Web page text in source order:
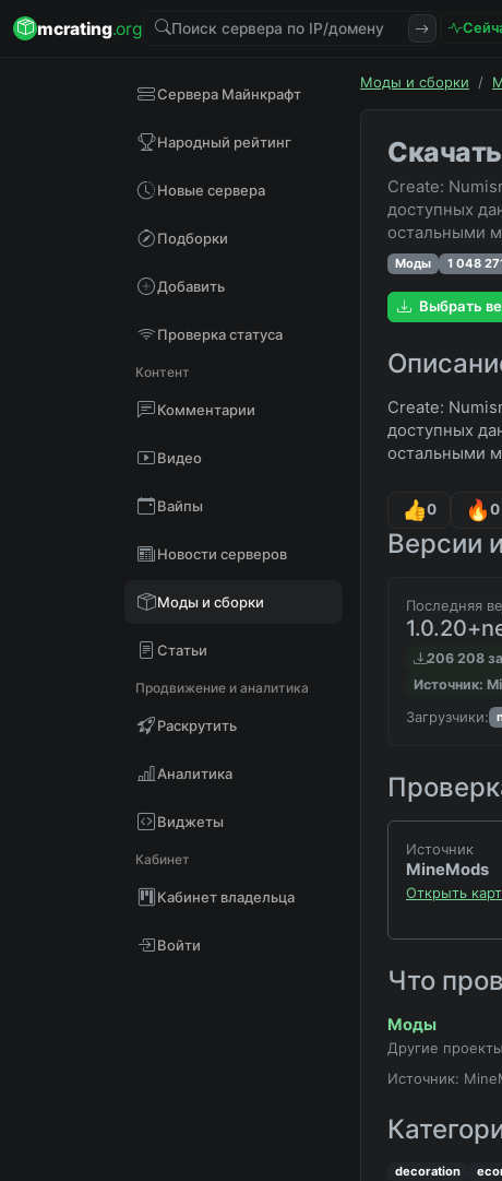
mcrating.org
Сервера Майнкрафт
Народный рейтинг
Новые сервера
Подборки
Добавить
Проверка статуса
Контент
Комментарии
Видео
Вайпы
Новости серверов
Моды и сборки
Статьи
Продвижение и аналитика
Раскрутить
Аналитика
Виджеты
Кабинет
Кабинет владельца
Войти
Моды и сборки /
Create:
доступных
остальными
Моды 1 048
Выбрать
Create:
доступных
остальными
0 0
Версии
Последняя
206 208
Источник:
Загрузчики:
Источник
MineMods
Открыть
Что
Моды
Другие
Источник:
decoration